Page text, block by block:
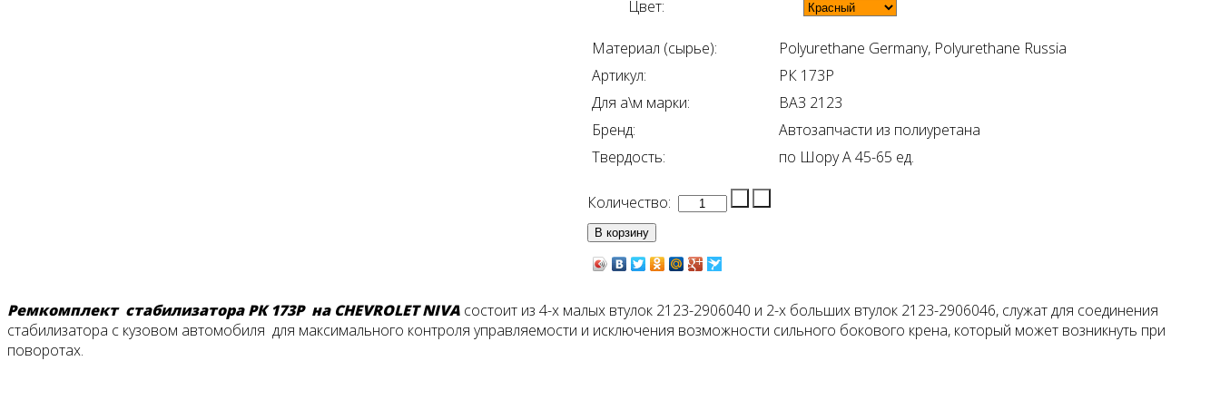
Цвет:
Материал (сырье):
Polyurethane Germany, Polyurethane Russia
Артикул:
РК 173Р
Для а\м марки:
ВАЗ 2123
Бренд:
Автозапчасти из полиуретана
Твердость:
по Шору А 45-65 ед.
Количество:
Ремкомплект стабилизатора РК 173Р на CHEVROLETNIVA состоит из 4-х малых втулок 2123-2906040 и 2-х больших втулок 2123-2906046, служат для соединения
стабилизатора с кузовом автомобиля для максимального контроля управляемости и исключения возможности сильного бокового крена, который может возникнуть при
поворотах.